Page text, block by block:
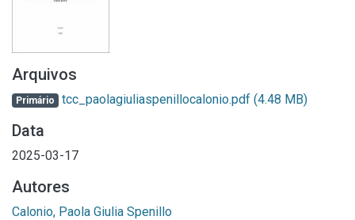
Arquivos
Primário tcc_paolagiuliaspenillocalonio.pdf (4.48 MB)
Data
2025-03-17
Autores
Calonio, Paola Giulia Spenillo